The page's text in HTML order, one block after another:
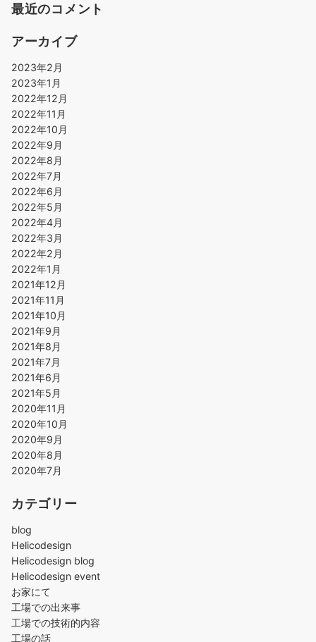
最近のコメント
アーカイブ
2023年2月
2023年1月
2022年12月
2022年11月
2022年10月
2022年9月
2022年8月
2022年7月
2022年6月
2022年5月
2022年4月
2022年3月
2022年2月
2022年1月
2021年12月
2021年11月
2021年10月
2021年9月
2021年8月
2021年7月
2021年6月
2021年5月
2020年11月
2020年10月
2020年9月
2020年8月
2020年7月
カテゴリー
blog
Helicodesign
Helicodesign blog
Helicodesign event
お家にて
工場での出来事
工場での技術的内容
工場の話